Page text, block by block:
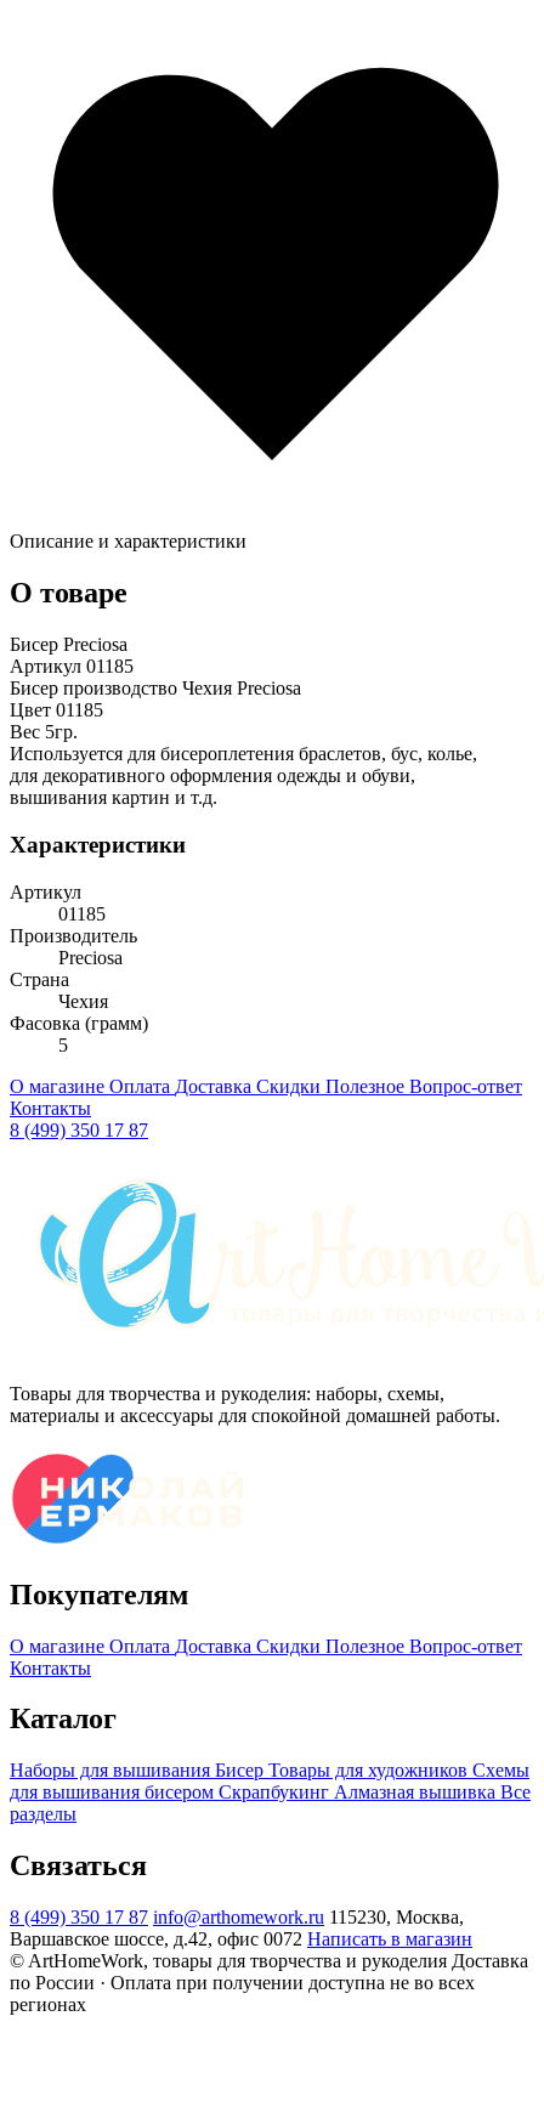
Описание и характеристики
О товаре
Бисер Preciosa
Артикул 01185
Бисер производство Чехия Preciosa
Цвет 01185
Вес 5гр.
Используется для бисероплетения браслетов, бус, колье,
для декоративного оформления одежды и обуви,
вышивания картин и т.д.
Характеристики
Артикул
01185
Производитель
Preciosa
Страна
Чехия
Фасовка (грамм)
5
О магазине Оплата Доставка Скидки Полезное Вопрос-ответ
Контакты
8 (499) 350 17 87
Товары для творчества и рукоделия: наборы, схемы,
материалы и аксессуары для спокойной домашней работы.
Покупателям
О магазине Оплата Доставка Скидки Полезное Вопрос-ответ
Контакты
Каталог
Наборы для вышивания Бисер Товары для художников Схемы
для вышивания бисером Скрапбукинг Алмазная вышивка Все
разделы
Связаться
8 (499) 350 17 87 info@arthomework.ru 115230, Москва,
Варшавское шоссе, д.42, офис 0072 Написать в магазин
© ArtHomeWork, товары для творчества и рукоделия Доставка
по России · Оплата при получении доступна не во всех
регионах